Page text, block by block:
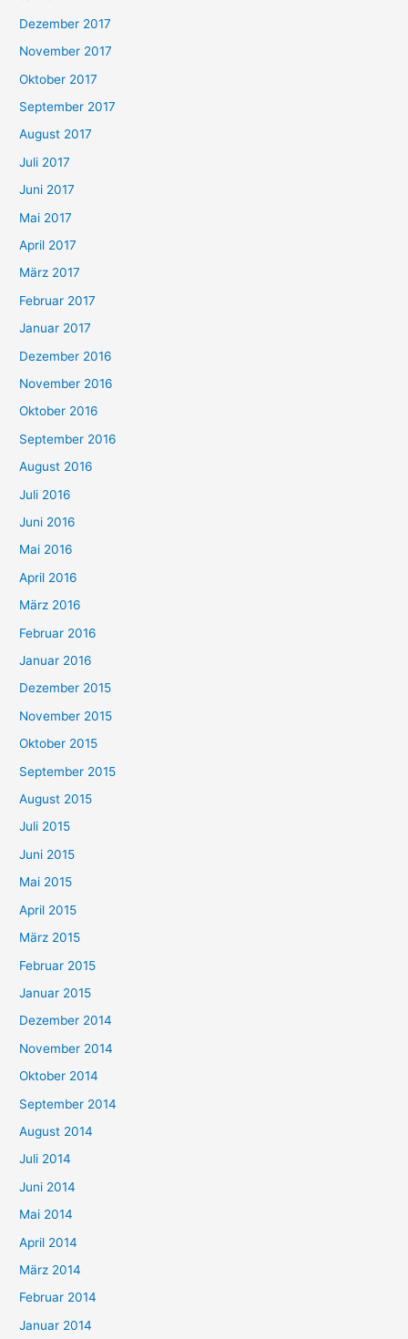
Dezember 2017
November 2017
Oktober 2017
September 2017
August 2017
Juli 2017
Juni 2017
Mai 2017
April 2017
März 2017
Februar 2017
Januar 2017
Dezember 2016
November 2016
Oktober 2016
September 2016
August 2016
Juli 2016
Juni 2016
Mai 2016
April 2016
März 2016
Februar 2016
Januar 2016
Dezember 2015
November 2015
Oktober 2015
September 2015
August 2015
Juli 2015
Juni 2015
Mai 2015
April 2015
März 2015
Februar 2015
Januar 2015
Dezember 2014
November 2014
Oktober 2014
September 2014
August 2014
Juli 2014
Juni 2014
Mai 2014
April 2014
März 2014
Februar 2014
Januar 2014